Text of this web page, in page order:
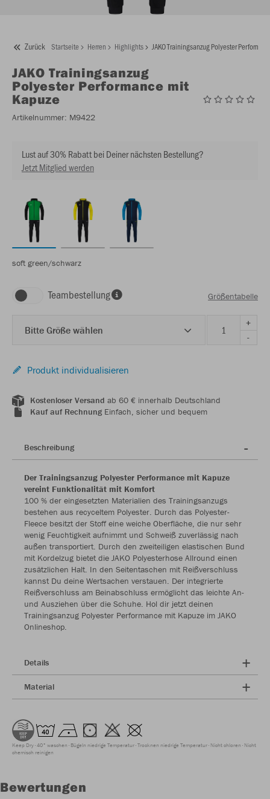
Zurück Startseite Herren Highlights JAKO Trainingsanzug Polyester
JAKO Trainingsanzug
Polyester Performance mit
Kapuze
Artikelnummer: M9422
Lust auf 30% Rabatt bei Deiner nächsten Bestellung?
Jetzt Mitglied werden
soft green/schwarz
Teambestellung Größentabelle
Bitte Größe wählen
+
-
Produkt individualisieren
Kostenloser Versand ab 60 € innerhalb Deutschland
Kauf auf RechnungEinfach, sicher und bequem
Beschreibung
Der Trainingsanzug Polyester Performance mit Kapuze
vereint Funktionalität mit Komfort
100 % der eingesetzten Materialien des Trainingsanzugs
bestehen aus recyceltem Polyester. Durch das Polyester-
Fleece besitzt der Stoff eine weiche Oberfläche, die nur sehr
wenig Feuchtigkeit aufnimmt und Schweiß zuverlässig nach
außen transportiert. Durch den zweiteiligen elastischen Bund
mit Kordelzug bietet die JAKO Polyesterhose Allround einen
zusätzlichen Halt. In den Seitentaschen mit Reißverschluss
kannst Du deine Wertsachen verstauen. Der integrierte
Reißverschluss am Beinabschluss ermöglicht das leichte An-
und Ausziehen über die Schuhe. Hol dir jetzt deinen
Trainingsanzug Polyester Performance mit Kapuze im JAKO
Onlineshop.
Details
Material
Keep Dry 40° waschen Bügeln niedrige Temperatur Trocknen niedrige Temperatur Nicht chloren Nicht
chemisch reinigen
Bewertungen